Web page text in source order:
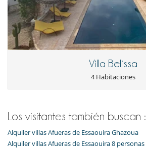
Villa Belissa
4 Habitaciones
Los visitantes también buscan :
Alquiler villas Afueras de Essaouira Ghazoua
Alquiler villas Afueras de Essaouira 8 personas